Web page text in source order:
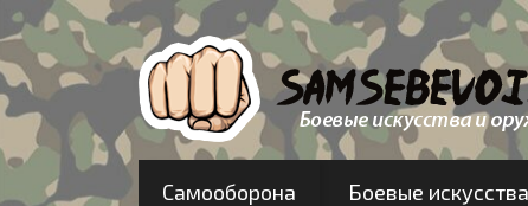
Самооборона Боевые искусства